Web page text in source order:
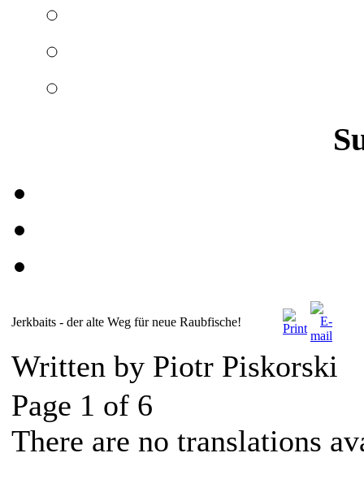
Jerkbaits - der alte Weg für neue Raubfische!
Written by Piotr Piskorski
Page 1 of 6
There are no translations